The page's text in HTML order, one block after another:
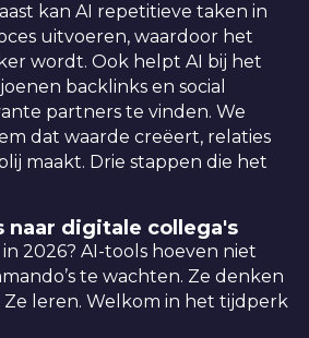
kan AI repetitieve taken in
uitvoeren, waardoor het
wordt. Ook helpt AI bij het
backlinks en social
partners te vinden. We
dat waarde creëert, relaties
maakt. Drie stappen die het
naar digitale collega's
2026? AI-tools hoeven niet
te wachten. Ze denken
Ze leren. Welkom in het tijdperk